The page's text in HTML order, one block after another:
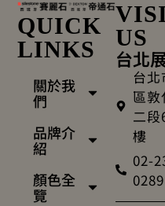
QUICK
LINKS
關於我
們
品牌介
紹
顏色全
覽
US
台北
台
區敦
二
樓
02-
0289